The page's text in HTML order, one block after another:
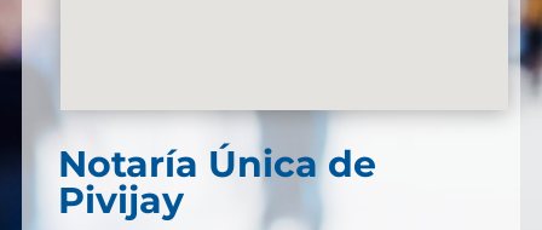
Notaría Única de
Pivijay